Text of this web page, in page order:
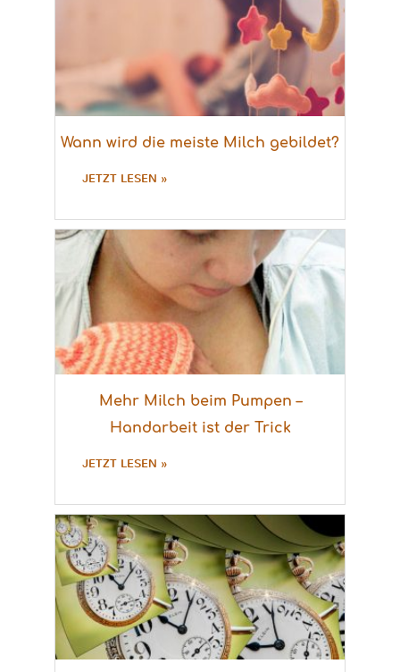
Wann wird die meiste Milch gebildet?
JETZT LESEN »
Mehr Milch beim Pumpen –
Handarbeit ist der Trick
JETZT LESEN »